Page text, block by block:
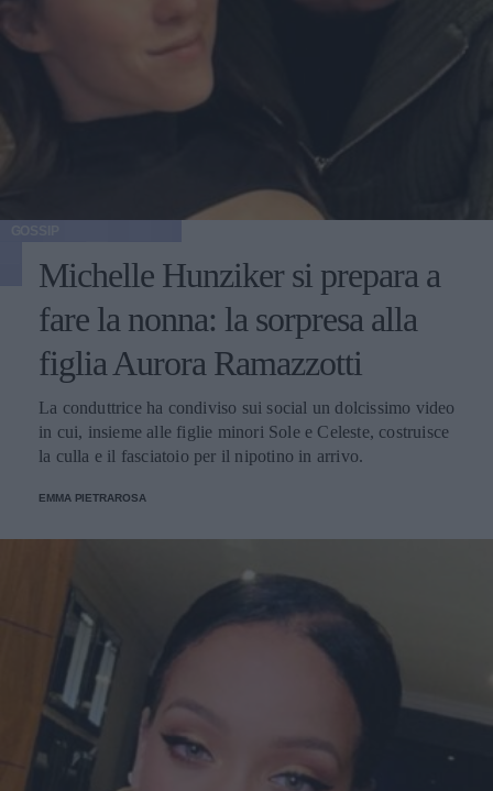
Michelle Hunziker si prepara a
fare la nonna: la sorpresa alla
figlia Aurora Ramazzotti
La conduttrice ha condiviso sui social un dolcissimo video
in cui, insieme alle figlie minori Sole e Celeste, costruisce
la culla e il fasciatoio per il nipotino in arrivo.
EMMA PIETRAROSA